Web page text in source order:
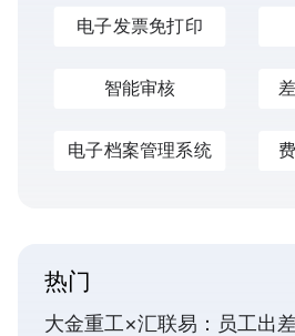
电子发票免打印
智能审核
电子档案管理系统
热门
大金重工×汇联易：员工出